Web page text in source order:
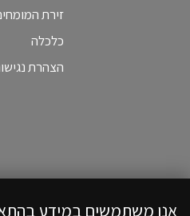
זירת
כלכלה
הצהרת
אנו משתמשים במידע